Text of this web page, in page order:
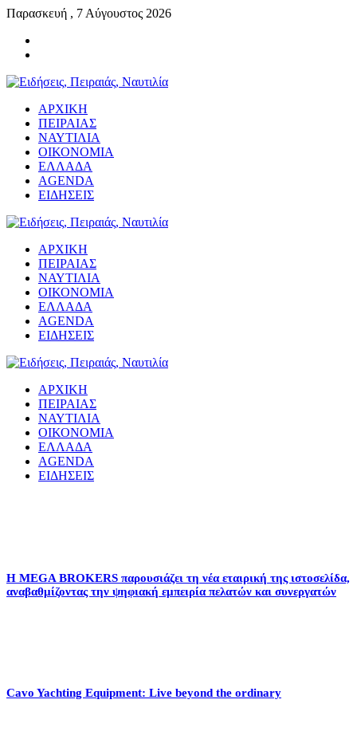
Παρασκευή , 7 Αύγουστος 2026
ΑΡΧΙΚΗ
ΠΕΙΡΑΙΑΣ
ΝΑΥΤΙΛΙΑ
ΟΙΚΟΝΟΜΙΑ
ΕΛΛΑΔΑ
AGENDA
ΕΙΔΗΣΕΙΣ
ΑΡΧΙΚΗ
ΠΕΙΡΑΙΑΣ
ΝΑΥΤΙΛΙΑ
ΟΙΚΟΝΟΜΙΑ
ΕΛΛΑΔΑ
AGENDA
ΕΙΔΗΣΕΙΣ
ΑΡΧΙΚΗ
ΠΕΙΡΑΙΑΣ
ΝΑΥΤΙΛΙΑ
ΟΙΚΟΝΟΜΙΑ
ΕΛΛΑΔΑ
AGENDA
ΕΙΔΗΣΕΙΣ
Η MEGA BROKERS παρουσιάζει τη νέα εταιρική της ιστοσελίδα,
αναβαθμίζοντας την ψηφιακή εμπειρία πελατών και συνεργατών
Cavo Yachting Equipment: Live beyond the ordinary